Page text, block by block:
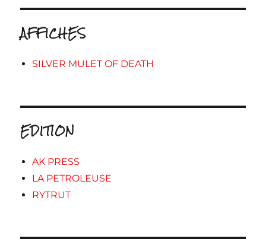
AFFICHES
SILVER MULET OF DEATH
EDITION
AK PRESS
LA PETROLEUSE
RYTRUT